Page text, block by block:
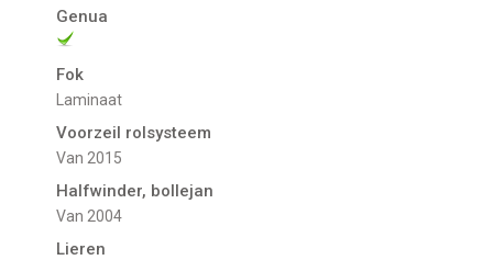
Genua
Fok
laminaat
Voorzeil rolsysteem
Van 2015
Halfwinder, bollejan
van 2004
Lieren